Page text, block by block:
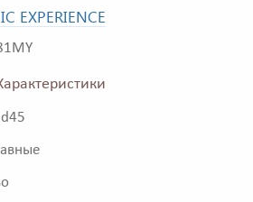
EXPERIENCE